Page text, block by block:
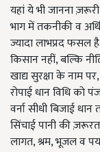
यहां ये भी जानना
भाग में तकनीकी व
ज्यादा लाभप्रद फसल
किसान नहीं, बल्कि
खाद्य सुरक्षा के नाम
रोपाई धान विधि को
वर्ना सीधी बिजाई
सिंचाई पानी की
लागत, श्रम, भूजल व